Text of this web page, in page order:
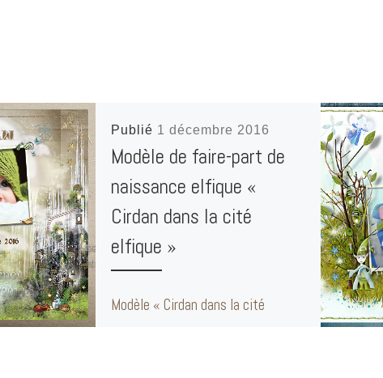
Publié 1 décembre 2016
Modèle de faire-part de
naissance elfique «
Cirdan dans la cité
elfique »
Modèle « Cirdan dans la cité